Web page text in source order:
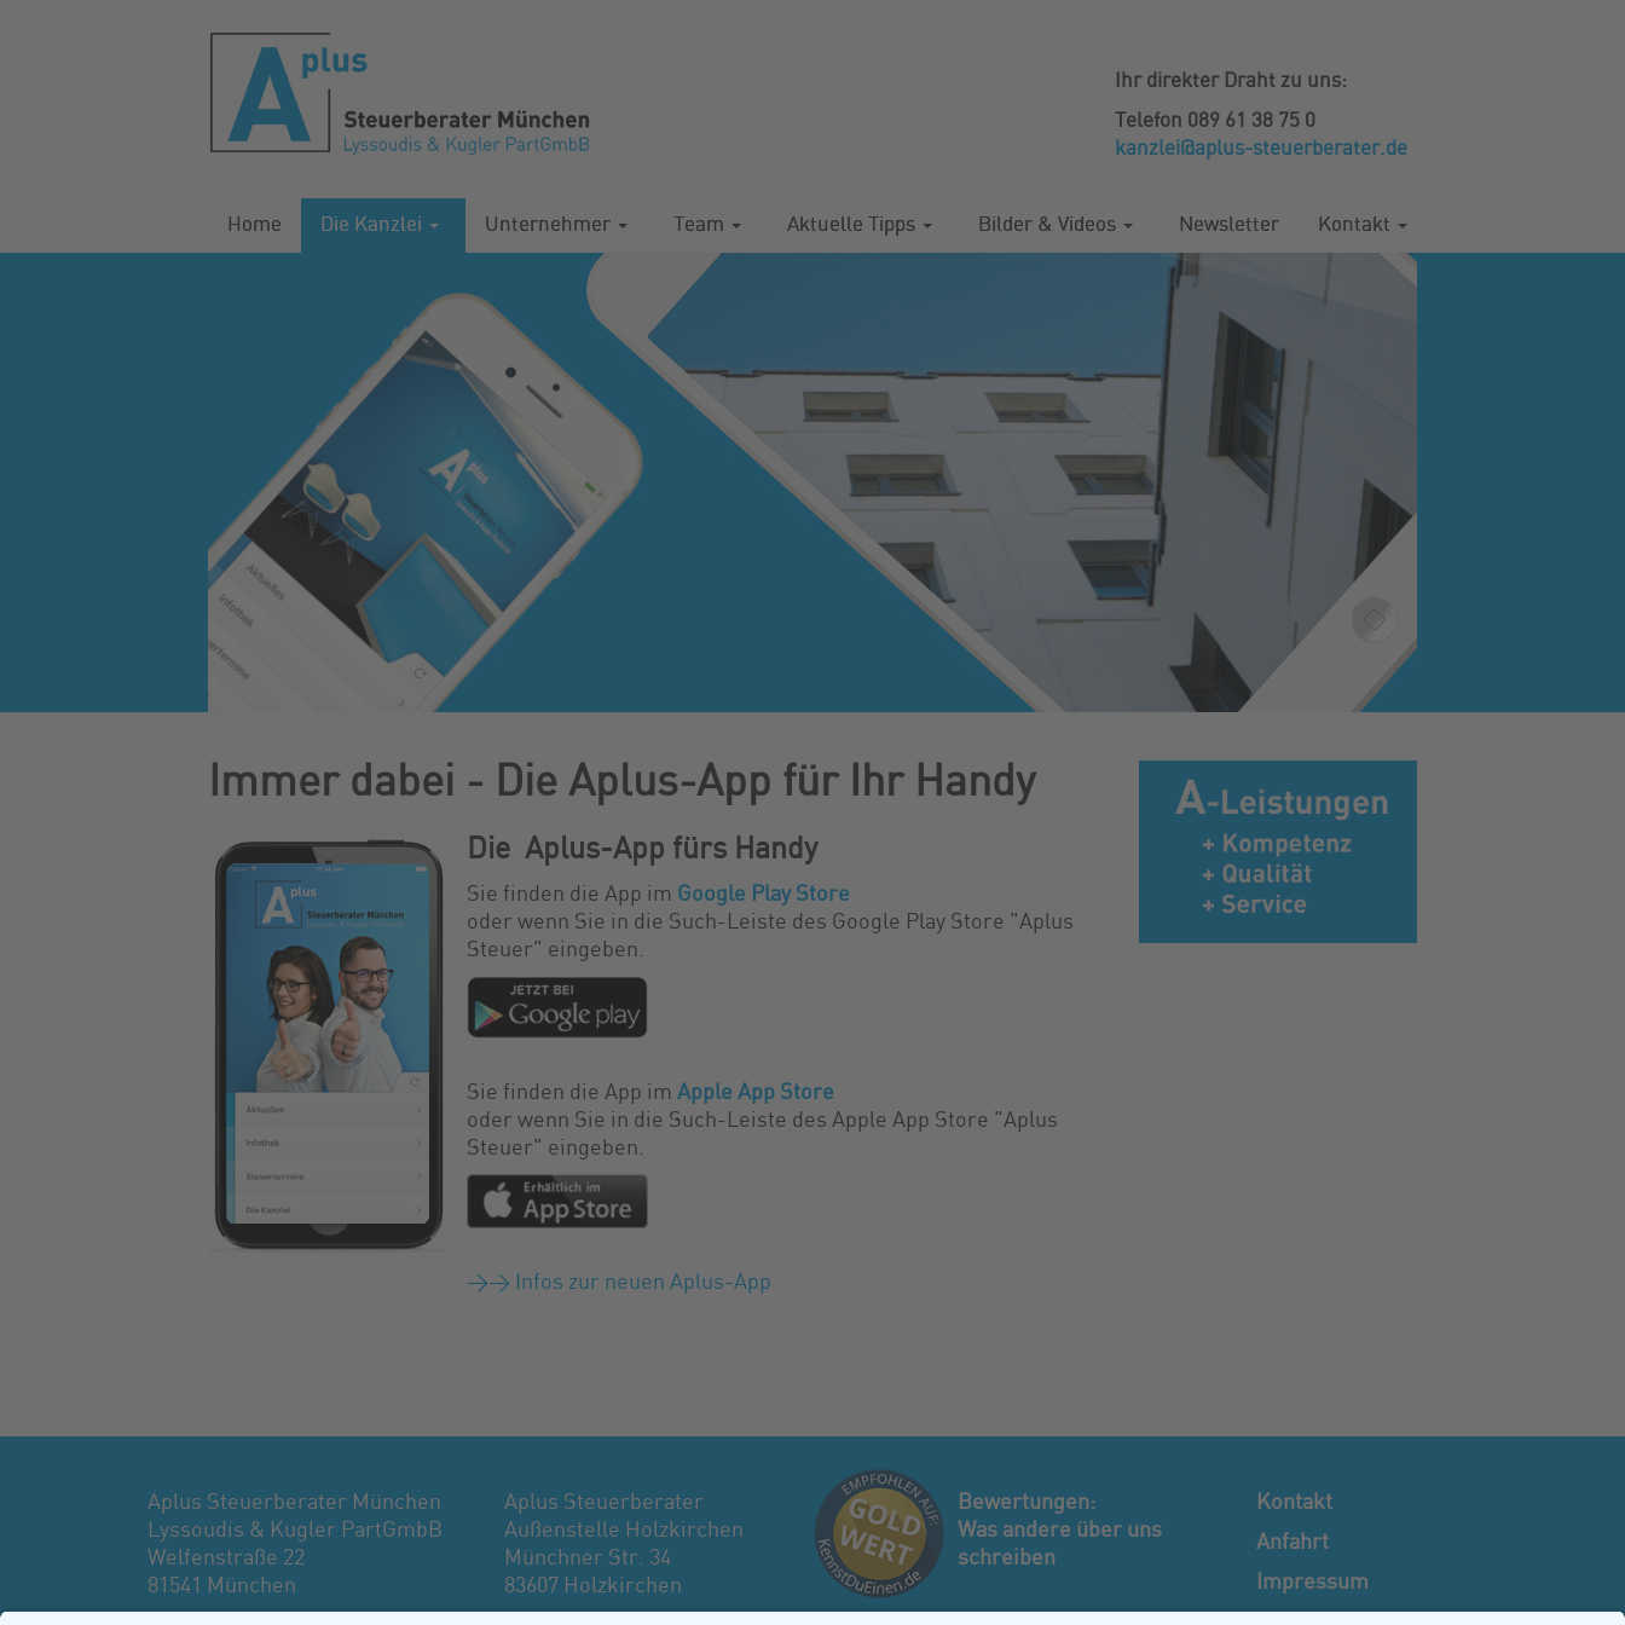
Ihr direkter Draht zu uns:
Telefon 089 61 38 75 0
kanzlei@aplus-steuerberater.de
Home Die Kanzlei Unternehmer Team Aktuelle Tipps Bilder & Videos Newsletter Kontakt
Immer dabei - Die Aplus-App für Ihr Handy
Die Aplus-App fürs Handy
Sie finden die App im Google Play Store
oder wenn Sie in die Such-Leiste des Google Play Store "Aplus
Steuer" eingeben.
Sie finden die App im Apple App Store
oder wenn Sie in die Such-Leiste des Apple App Store "Aplus
Steuer" eingeben.
>> Infos zur neuen Aplus-App
Aplus Steuerberater München
Lyssoudis & Kugler PartGmbB
Welfenstraße 22
81541 München
Aplus Steuerberater
Außenstelle Holzkirchen
Münchner Str. 34
83607 Holzkirchen
Bewertungen:
Was andere über uns
schreiben
Kontakt
Anfahrt
Impressum